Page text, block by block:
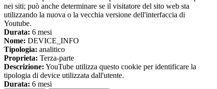
nei siti; può anche determinare se il visitatore del sito web sta
utilizzando la nuova o la vecchia versione dell'interfaccia di
Youtube.
Durata: 6 mesi
Nome: DEVICE_INFO
Tipologia: analitico
Proprieta: Terza-parte
Descrizione: YouTube utilizza questo cookie per identificare la
tipologia di device utilizzata dall'utente.
Durata: 6 mesi